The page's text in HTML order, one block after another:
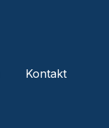
Kontakt